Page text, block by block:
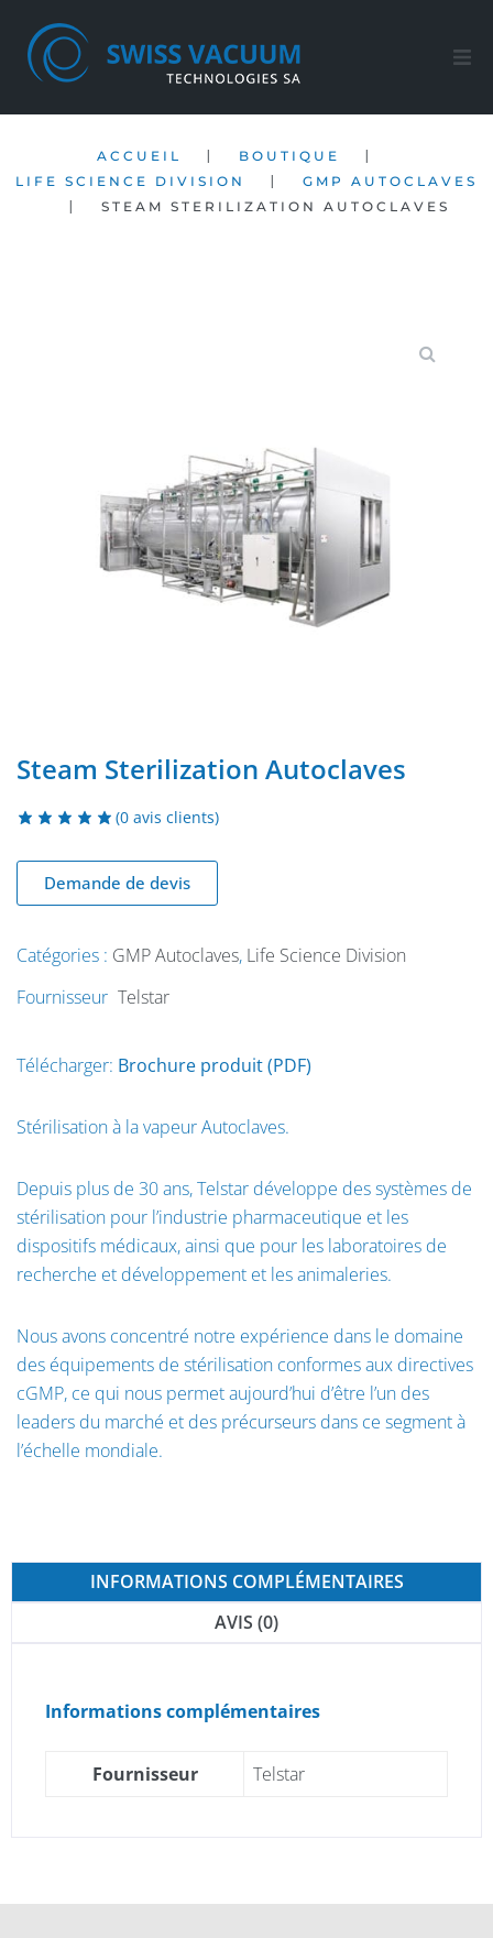
Nos produits
ACCUEIL | BOUTIQUE |
LIFE SCIENCE DIVISION | GMP AUTOCLAVES
| STEAM STERILIZATION AUTOCLAVES
Steam Sterilization Autoclaves
(0 avis clients)
Demande de devis
Catégories : GMP Autoclaves, Life Science Division
Fournisseur Telstar
Télécharger: Brochure produit (PDF)
Stérilisation à la vapeur Autoclaves.
Depuis plus de 30 ans, Telstar développe des systèmes de
stérilisation pour l’industrie pharmaceutique et les
dispositifs médicaux, ainsi que pour les laboratoires de
recherche et développement et les animaleries.
Nous avons concentré notre expérience dans le domaine
des équipements de stérilisation conformes aux directives
cGMP, ce qui nous permet aujourd’hui d’être l’un des
leaders du marché et des précurseurs dans ce segment à
l’échelle mondiale.
INFORMATIONS COMPLÉMENTAIRES
AVIS (0)
Informations complémentaires
Fournisseur Telstar